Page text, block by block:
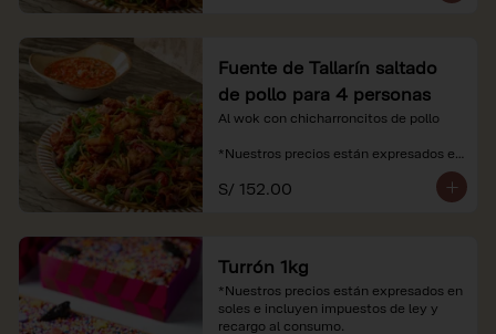
Fuente de Tallarín saltado
de pollo para 4 personas
Al wok con chicharroncitos de pollo
*Nuestros precios están expresados en
recargo al consumo.
S/ 152.00
Turrón 1kg
*Nuestros precios están expresados en
soles e incluyen impuestos de ley y
recargo al consumo.